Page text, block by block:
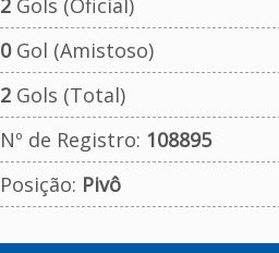
2Gols (Oficial)
0Gol (Amistoso)
2Gols (Total)
Nº de Registro: 108895
Posição: Pivô